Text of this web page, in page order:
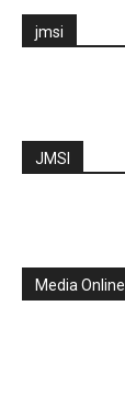
jmsi
JMSI
Media Online